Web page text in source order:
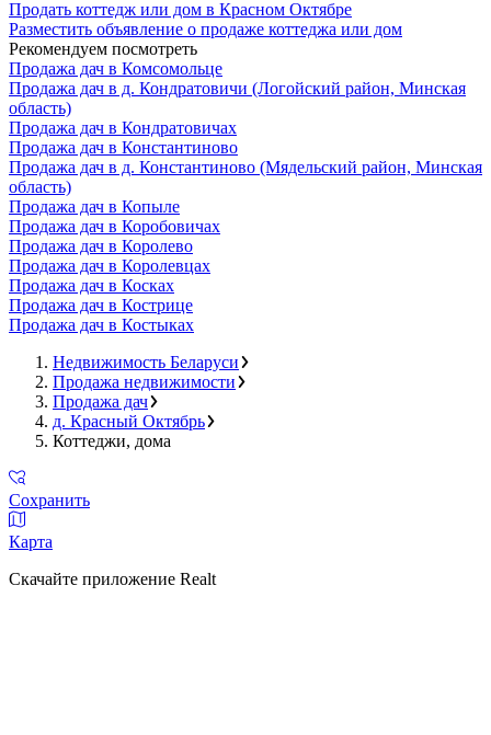
Продать коттедж или дом в Красном Октябре
Разместить объявление о продаже коттеджа или дом
Рекомендуем посмотреть
Продажа дач в Комсомольце
Продажа дач в д. Кондратовичи (Логойский район, Минская
область)
Продажа дач в Кондратовичах
Продажа дач в Константиново
Продажа дач в д. Константиново (Мядельский район, Минская
область)
Продажа дач в Копыле
Продажа дач в Коробовичах
Продажа дач в Королево
Продажа дач в Королевцах
Продажа дач в Косках
Продажа дач в Кострице
Продажа дач в Костыках
Недвижимость Беларуси
Продажа недвижимости
Продажа дач
д. Красный Октябрь
Коттеджи, дома
Сохранить
Карта
Скачайте приложение Realt